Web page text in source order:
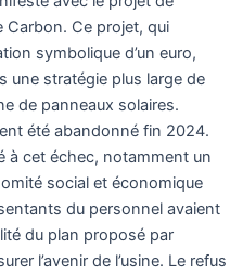
Carbon. Ce projet, qui
symbolique d’un euro,
une stratégie plus large de
de panneaux solaires.
été abandonné fin 2024.
à cet échec, notamment un
social et économique
du personnel avaient
du plan proposé par
l’avenir de l’usine. Le refus